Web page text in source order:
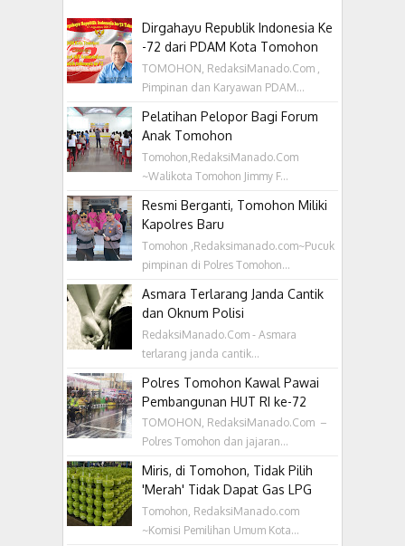
Dirgahayu Republik Indonesia Ke
-72 dari PDAM Kota Tomohon
TOMOHON, RedaksiManado.Com ,
Pimpinan dan Karyawan PDAM...
Pelatihan Pelopor Bagi Forum
Anak Tomohon
Tomohon,RedaksiManado.Com
~Walikota Tomohon Jimmy F...
Resmi Berganti, Tomohon Miliki
Kapolres Baru
Tomohon ,Redaksimanado.com~Pucuk
pimpinan di Polres Tomohon...
Asmara Terlarang Janda Cantik
dan Oknum Polisi
RedaksiManado.Com - Asmara
terlarang janda cantik...
Polres Tomohon Kawal Pawai
Pembangunan HUT RI ke-72
TOMOHON, RedaksiManado.Com –
Polres Tomohon dan jajaran...
Miris, di Tomohon, Tidak Pilih
'Merah' Tidak Dapat Gas LPG
Tomohon, RedaksiManado.com
~Komisi Pemilihan Umum Kota...